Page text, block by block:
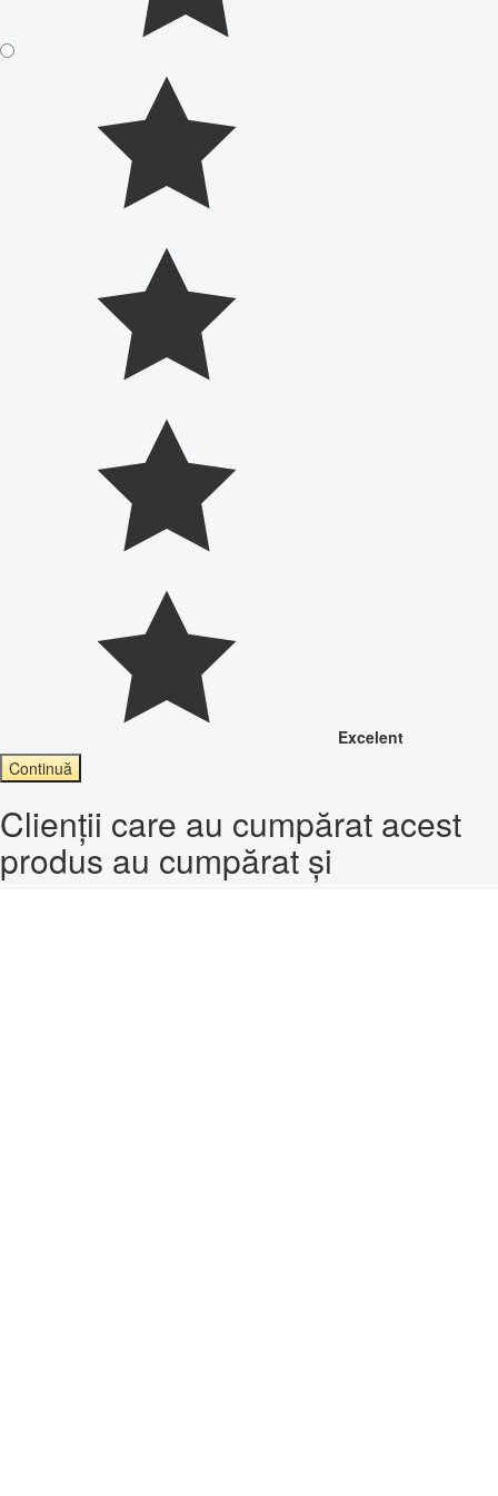
Excelent
Continuă
Clienții care au cumpărat acest
produs au cumpărat și